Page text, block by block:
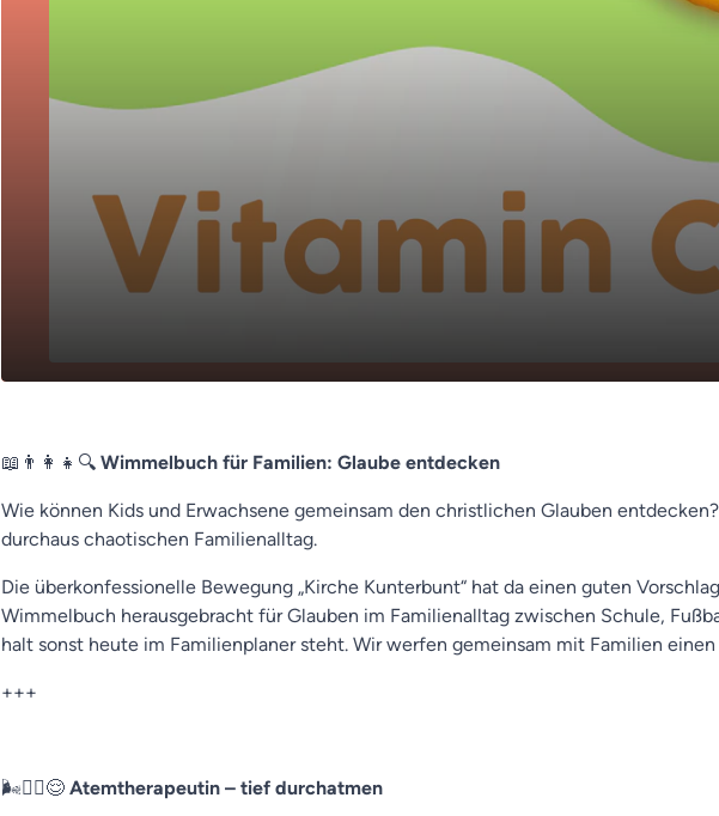
play_arrow
werden
📖👨‍👩‍👧🔍 Wimmelbuch für Familien: Glaube entdecken
Wie können Kids und Erwachsene gemeinsam den christlichen Glauben
durchaus chaotischen Familienalltag.
Die überkonfessionelle Bewegung „Kirche Kunterbunt“ hat da einen guten
Wimmelbuch herausgebracht für Glauben im Familienalltag zwischen Schule,
halt sonst heute im Familienplaner steht. Wir werfen gemeinsam mit Familien
+++
🌬️🧘‍♀️😌 Atemtherapeutin – tief durchatmen